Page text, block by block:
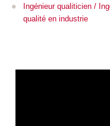
Ingénieur qualiticien /
qualité en industrie